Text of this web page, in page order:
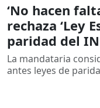
‘No hacen
rechaza ‘Ley
paridad del
La mandataria
antes leyes de